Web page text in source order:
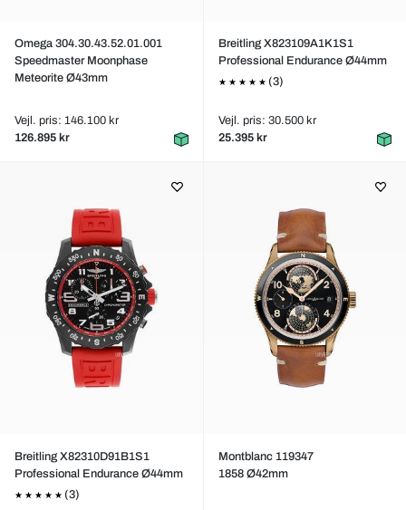
Omega 304.30.43.52.01.001
Speedmaster Moonphase
Meteorite Ø43mm
Vejl. pris: 146.100 kr
126.895 kr
Breitling X823109A1K1S1
Professional Endurance Ø44mm
(3)
Vejl. pris: 30.500 kr
25.395 kr
Breitling X82310D91B1S1
Professional Endurance Ø44mm
(3)
Montblanc 119347
1858 Ø42mm